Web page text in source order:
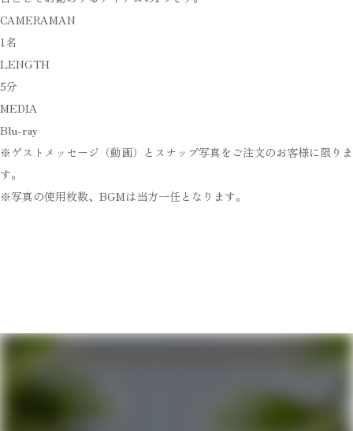
CAMERAMAN
1名
LENGTH
5分
MEDIA
Blu-ray
※ゲストメッセージ（動画）とスナップ写真をご注文のお客様に限りま
す。
※写真の使用枚数、BGMは当方一任となります。